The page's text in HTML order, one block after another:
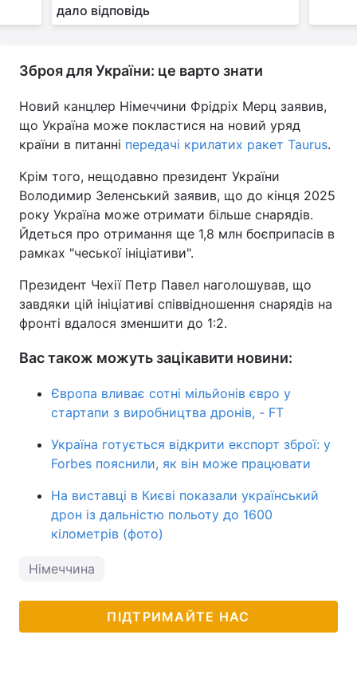
дало відповідь
Зброя для України: це варто знати
Новий канцлер Німеччини Фрідріх Мерц заявив,
що Україна може покластися на новий уряд
країни в питанні передачі крилатих ракет Taurus.
Крім того, нещодавно президент України
Володимир Зеленський заявив, що до кінця 2025
року Україна може отримати більше снарядів.
Йдеться про отримання ще 1,8 млн боєприпасів в
рамках "чеської ініціативи".
Президент Чехії Петр Павел наголошував, що
завдяки цій ініціативі співвідношення снарядів на
фронті вдалося зменшити до 1:2.
Вас також можуть зацікавити новини:
Європа вливає сотні мільйонів євро у
стартапи з виробництва дронів, - FT
Україна готується відкрити експорт зброї: у
Forbes пояснили, як він може працювати
На виставці в Києві показали український
дрон із дальністю польоту до 1600
кілометрів (фото)
Німеччина
ПІДТРИМАЙТЕ НАС